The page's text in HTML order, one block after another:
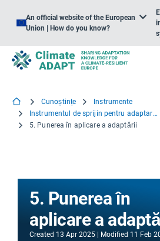
An official website of the European
Union | How do you know?
Cunoștințe
Instrumente
Instrumentul de sprijin pentru adaptare – Noțiuni de bază
5. Punerea în aplicare a adaptării
5. Punerea în
aplicare a
Created 13 Apr 2025 Modified 11 Feb